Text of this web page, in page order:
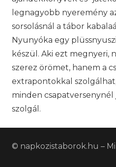
legnagyobb nyeremény
sorsolásnál a tábor
Nyunyóka egy
készül. Aki ezt megnyeri,
szerez örömet, hanem a
extrapontokkal
minden
szolgál.
© napkozistaborok.hu –